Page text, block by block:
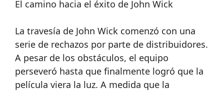
El camino hacia el éxito de John Wick
La travesía de John Wick comenzó con una
serie de rechazos por parte de distribuidores.
A pesar de los obstáculos, el equipo
perseveró hasta que finalmente logró que la
película viera la luz. A medida que la